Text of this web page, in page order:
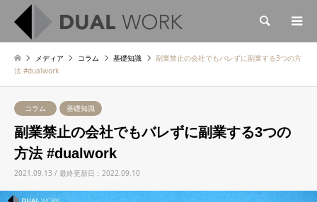
検索
メディア コラム 基礎知識
副業禁止の会社でもバレずに副業する3つの方
法 #dualwork
コラム 基礎知識
副業禁止の会社でもバレずに副業する3つの
方法 #dualwork
2021.09.13 / 最終更新日：2022.09.10